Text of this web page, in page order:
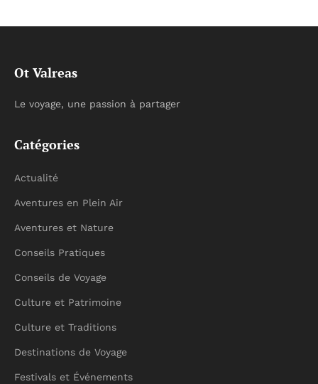
Ot Valreas
Le voyage, une passion à partager
Catégories
Actualité
Aventures en Plein Air
Aventures et Nature
Conseils Pratiques
Conseils de Voyage
Culture et Patrimoine
Culture et Traditions
Destinations de Voyage
Festivals et Événements